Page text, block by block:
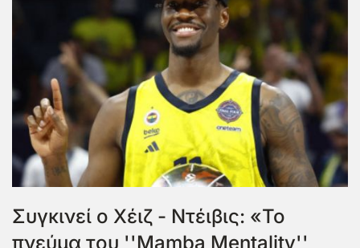
Συγκινεί ο Χέιζ - Ντέιβις: «Το
πνεύμα του ''Mamba Mentality''